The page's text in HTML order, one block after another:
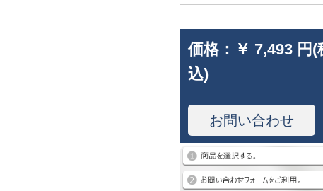
価格： ￥ 7,493 円(
込)
お問い合わせ